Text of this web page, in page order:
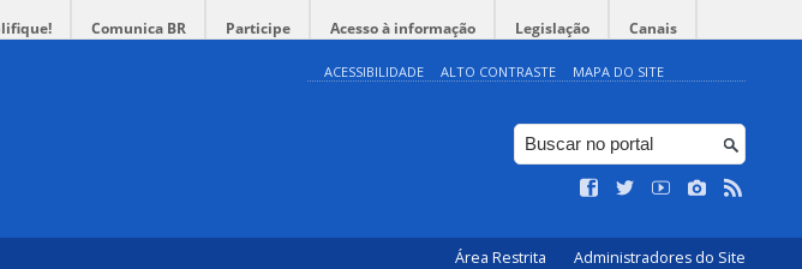
Comunica BR Participe Acesso à informação Legislação Canais
ACESSIBILIDADE ALTO CONTRASTE MAPA DO SITE
Área Restrita Administradores do Site